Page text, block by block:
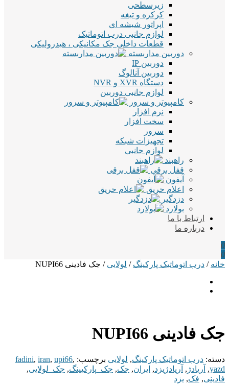
زیرسطحی
کرکره و تیغه
اپراتور شیشه ای
لوازم جانبی درب اتوماتیک
قطعات داخلی جک مکانیکی ، هیدرولیکی
دوربین مداربسته
دوربین IP
دوربین آنالوگ
دستگاه XVR و NVR
لوازم جانبی دوربین
کامپیوتر و سرور
نرم افزار
سخت افزار
سرور
تجهیزات شبکه
لوازم جانبی
راهبند
قفل برقی
آیفون
اعلام حریق
دزدگیر
بولارد
ارتباط با ما
درباره ما
0
0
خانه / درب اتوماتیک پارکینگ / لولایی / جک فادینی NUPI66
جک فادینی NUPI66
دسته: درب اتوماتیک پارکینگ, لولایی برچسب: fadini, iran, upi66,
yazd
, آریادژ , آریادژیزد, ایران, جک, جک_پارکیینگ, جک_لولایی,
فادینی, فک, یزد